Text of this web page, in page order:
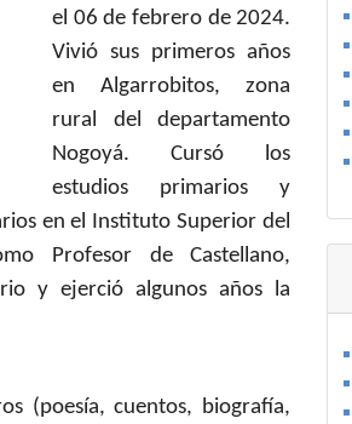
el 06 de febrero de 2024.
Vivió sus primeros años
en Algarrobitos, zona
rural del departamento
Nogoyá. Cursó los
estudios primarios y
en el Instituto Superior del
Profesor de Castellano,
y ejerció algunos años la
(poesía, cuentos, biografía,